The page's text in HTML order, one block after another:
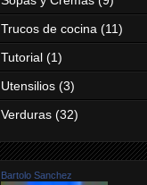
Trucos de cocina (11)
Tutorial (1)
Utensilios (3)
Verduras (32)
Bartolo Sanchez